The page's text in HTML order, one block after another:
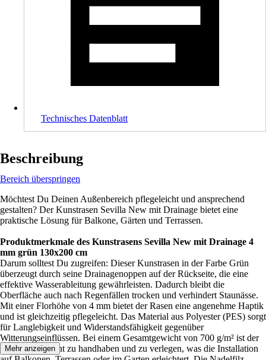
Technisches Datenblatt
Beschreibung
Bereich überspringen
Möchtest Du Deinen Außenbereich pflegeleicht und ansprechend
gestalten? Der Kunstrasen Sevilla New mit Drainage bietet eine
praktische Lösung für Balkone, Gärten und Terrassen.
Produktmerkmale des Kunstrasens Sevilla New mit Drainage 4
mm grün 130x200 cm
Darum solltest Du zugreifen: Dieser Kunstrasen in der Farbe Grün
überzeugt durch seine Drainagenoppen auf der Rückseite, die eine
effektive Wasserableitung gewährleisten. Dadurch bleibt die
Oberfläche auch nach Regenfällen trocken und verhindert Staunässe.
Mit einer Florhöhe von 4 mm bietet der Rasen eine angenehme Haptik
und ist gleichzeitig pflegeleicht. Das Material aus Polyester (PES) sorgt
für Langlebigkeit und Widerstandsfähigkeit gegenüber
Witterungseinflüssen. Bei einem Gesamtgewicht von 700 g/m² ist der
Kunstrasen leicht zu handhaben und zu verlegen, was die Installation
Mehr anzeigen